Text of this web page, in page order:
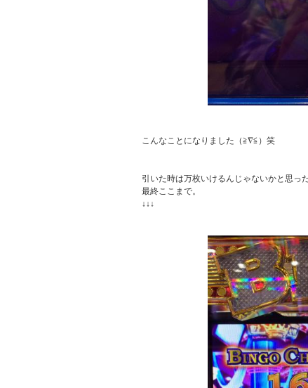
こんなことになりました（≧∇≦）笑
引いた時は万枚いけるんじゃないかと思っ
最終ここまで。
↓↓↓